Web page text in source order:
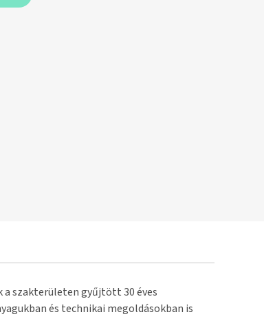
a szakterületen gyűjtött 30 éves
és technikai megoldásokban is